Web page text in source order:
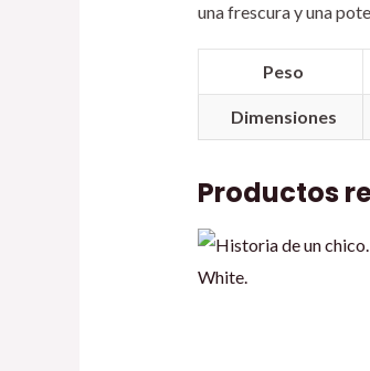
una frescura y una
Peso
Dimensiones
Productos